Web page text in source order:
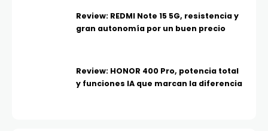
Review: REDMI Note 15 5G, resistencia y
gran autonomía por un buen precio
Review: HONOR 400 Pro, potencia total
y funciones IA que marcan la diferencia